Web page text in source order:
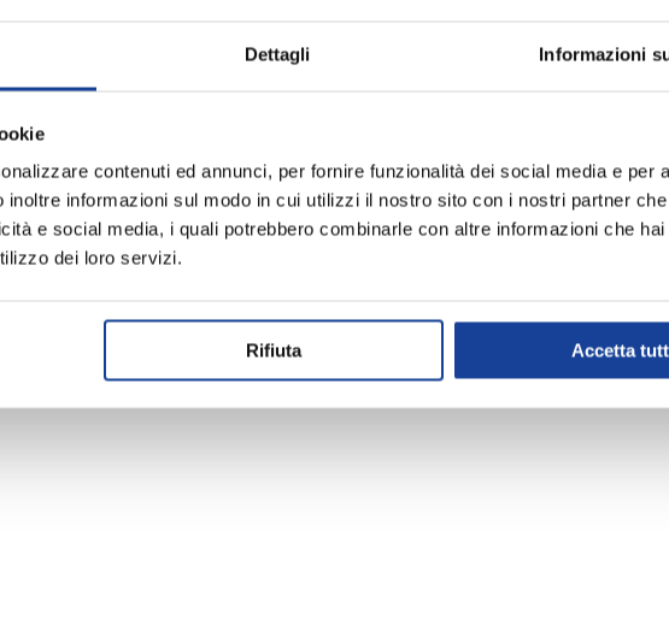
Dettagli Informazioni
contenuti ed annunci, per fornire funzionalità dei social media e per
inoltre informazioni sul modo in cui utilizzi il nostro sito con i nostri partner
e social media, i quali potrebbero combinarle con altre informazioni che
dei loro servizi.
Rifiuta Accetta